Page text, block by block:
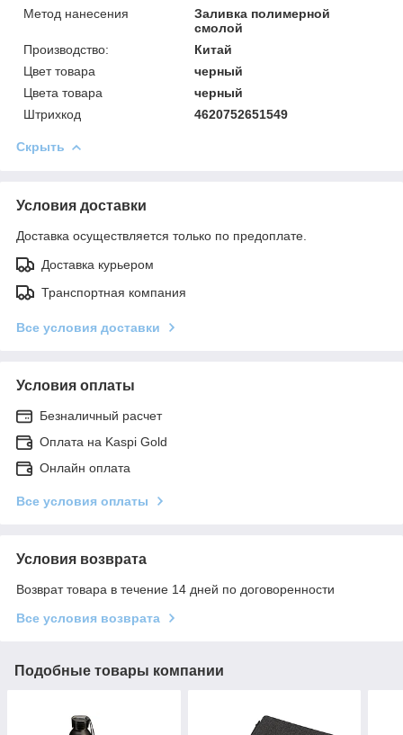
Метод нанесения
Заливка полимерной
смолой
Производство:
Китай
Цвет товара
черный
Цвета товара
черный
Штрихкод
4620752651549
Скрыть
Условия доставки
Доставка осуществляется только по предоплате.
Доставка курьером
Транспортная компания
Все условия доставки
Условия оплаты
Безналичный расчет
Оплата на Kaspi Gold
Онлайн оплата
Все условия оплаты
Условия возврата
Возврат товара в течение 14 дней по договоренности
Все условия возврата
Подобные товары компании